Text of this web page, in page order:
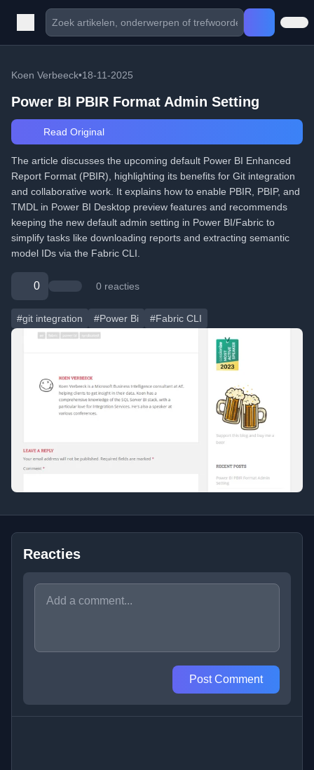
Koen Verbeeck•18-11-2025
Power BI PBIR Format Admin Setting
Read Original
The article discusses the upcoming default Power BI Enhanced
Report Format (PBIR), highlighting its benefits for Git integration
and collaborative work. It explains how to enable PBIR, PBIP, and
TMDL in Power BI Desktop preview features and recommends
keeping the new default admin setting in Power BI/Fabric to
simplify tasks like downloading reports and extracting semantic
model IDs via the Fabric CLI.
0 0 reacties
#git integration #Power Bi #Fabric CLI
Reacties
Post Comment